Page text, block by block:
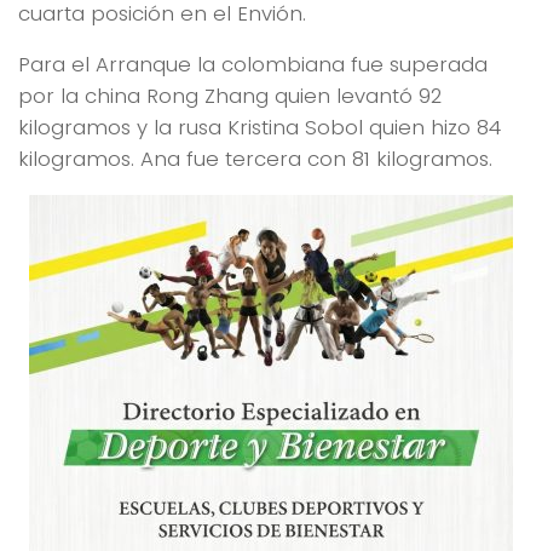
cuarta posición en el Envión.
Para el Arranque la colombiana fue superada
por la china Rong Zhang quien levantó 92
kilogramos y la rusa Kristina Sobol quien hizo 84
kilogramos. Ana fue tercera con 81 kilogramos.